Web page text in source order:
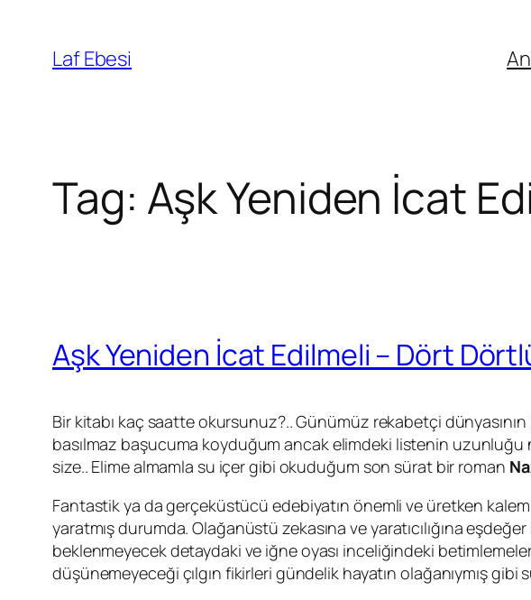
content
Laf Ebesi
Tag: Aşk Yeniden İcat
Aşk Yeniden İcat Edilmeli – Dört
Bir kitabı kaç saatte okursunuz?.. Günümüz rekabetçi dünyasının
basılmaz başucuma koyduğum ancak elimdeki listenin
size.. Elime almamla su içer gibi okuduğum son sürat bir roman
Fantastik ya da gerçeküstücü edebiyatın önemli ve üretken
yaratmış durumda. Olağanüstü zekasına ve yaratıcılığına
beklenmeyecek detaydaki ve iğne oyası inceliğindeki
düşünemeyeceği çılgın fikirleri gündelik hayatın olağanıymış gibi